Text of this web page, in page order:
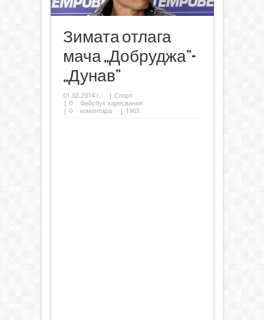
Зимата отлага
мача „Добруджа”-
„Дунав”
01.02.2014 г. | Спорт
| 0
Фейсбук харесвания
| 0 коментара | 1903